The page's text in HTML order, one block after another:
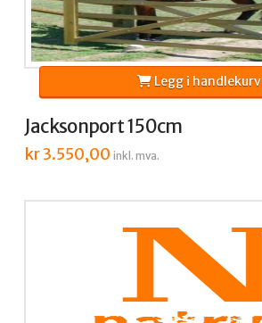
Jacksonport 150cm
kr3.550,00 inkl. mva.
Legg i handlekurv